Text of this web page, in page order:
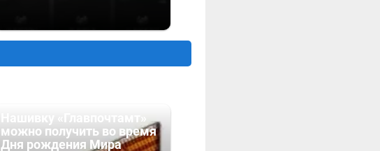
Нашивку «Главпочтамт»
можно получить во время
Дня рождения Мира